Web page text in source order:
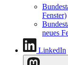
Fenster)
neues
LinkedIn